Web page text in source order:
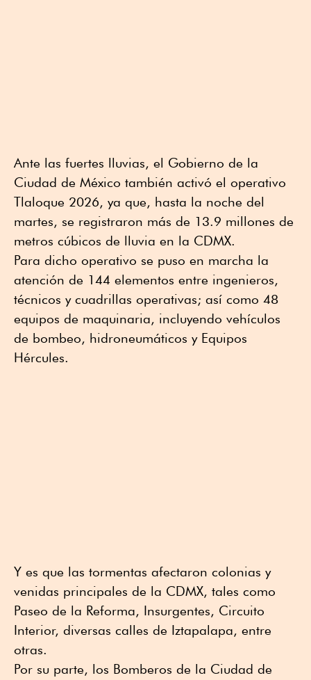
Ante las fuertes lluvias, el Gobierno de la
Ciudad de México también activó el operativo
Tlaloque 2026, ya que, hasta la noche del
martes, se registraron más de 13.9 millones de
metros cúbicos de lluvia en la CDMX.
Para dicho operativo se puso en marcha la
atención de 144 elementos entre ingenieros,
técnicos y cuadrillas operativas; así como 48
equipos de maquinaria, incluyendo vehículos
de bombeo, hidroneumáticos y Equipos
Hércules.
Y es que las tormentas afectaron colonias y
venidas principales de la CDMX, tales como
Paseo de la Reforma, Insurgentes, Circuito
Interior, diversas calles de Iztapalapa, entre
otras.
Por su parte, los Bomberos de la Ciudad de